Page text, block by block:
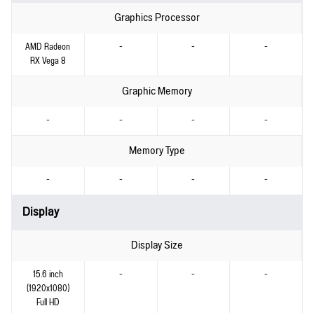
Graphics Processor
AMD Radeon
RX Vega 8
- - -
Graphic Memory
- - - -
Memory Type
- - - -
Display
Display Size
15.6 inch
(1920x1080)
Full HD
- - -